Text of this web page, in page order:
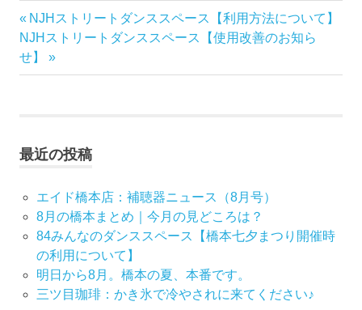
投
稿
ゲ
ー
シ
ョ
ン
前
の
記
事:
NJHストリートダンススペース【利用方法について】
次
の
記
NJHストリートダンススペース【使用改善のお知ら
せ】
最近の投稿
エイド橋本店：補聴器ニュース（8月号）
8月の橋本まとめ｜今月の見どころは？
84みんなのダンススペース【橋本七夕まつり開催時
の利用について】
明日から8月。橋本の夏、本番です。
三ツ目珈琲：かき氷で冷やされに来てください♪